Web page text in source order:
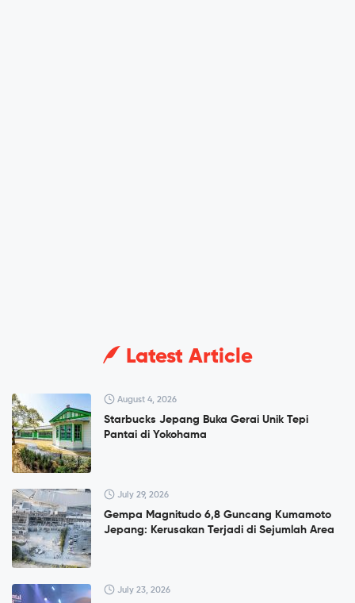
Latest Article
August 4, 2026
Starbucks Jepang Buka Gerai Unik Tepi
Pantai di Yokohama
July 29, 2026
Gempa Magnitudo 6,8 Guncang Kumamoto
Jepang: Kerusakan Terjadi di Sejumlah Area
July 23, 2026